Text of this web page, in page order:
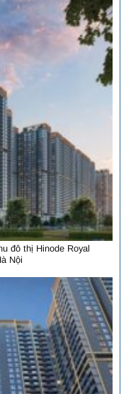
đô thị Hinode Royal
Nội